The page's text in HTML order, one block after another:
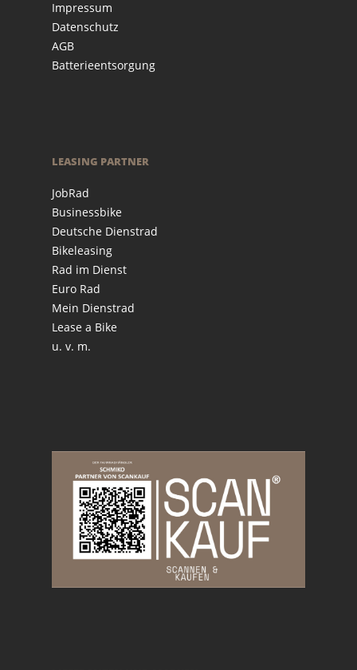
Impressum
Datenschutz
AGB
Batterieentsorgung
LEASING PARTNER
JobRad
Businessbike
Deutsche Dienstrad
Bikeleasing
Rad im Dienst
Euro Rad
Mein Dienstrad
Lease a Bike
u. v. m.